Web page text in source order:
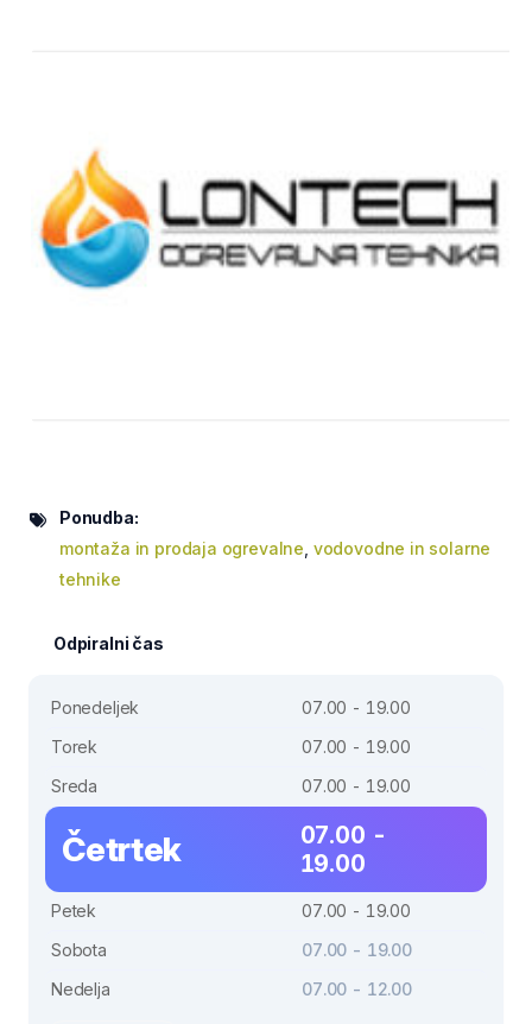
Ponudba:
montaža in prodaja ogrevalne vodovodne in solarne
tehnike
Odpiralni čas
Ponedeljek
07.00 - 19.00
Torek
07.00 - 19.00
Sreda
07.00 - 19.00
Četrtek
07.00 -
19.00
Petek
07.00 - 19.00
Sobota
07.00 - 19.00
Nedelja
07.00 - 12.00